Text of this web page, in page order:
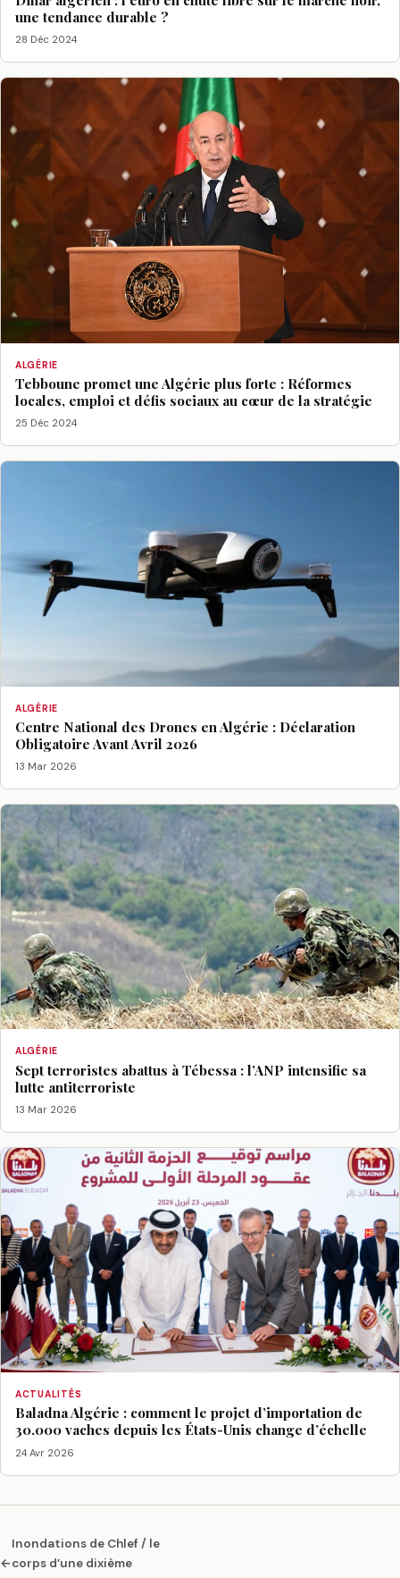
une tendance durable ?
28 Déc 2024
ALGÉRIE
Tebboune promet une Algérie plus forte : Réformes
locales, emploi et défis sociaux au cœur de la stratégie
25 Déc 2024
ALGÉRIE
Centre National des Drones en Algérie : Déclaration
Obligatoire Avant Avril 2026
13 Mar 2026
ALGÉRIE
Sept terroristes abattus à Tébessa : l’ANP intensifie sa
lutte antiterroriste
13 Mar 2026
ACTUALITÉS
Baladna Algérie : comment le projet d’importation de
30.000 vaches depuis les États-Unis change d’échelle
24 Avr 2026
←
Inondations de Chlef / le
corps d’une dixième